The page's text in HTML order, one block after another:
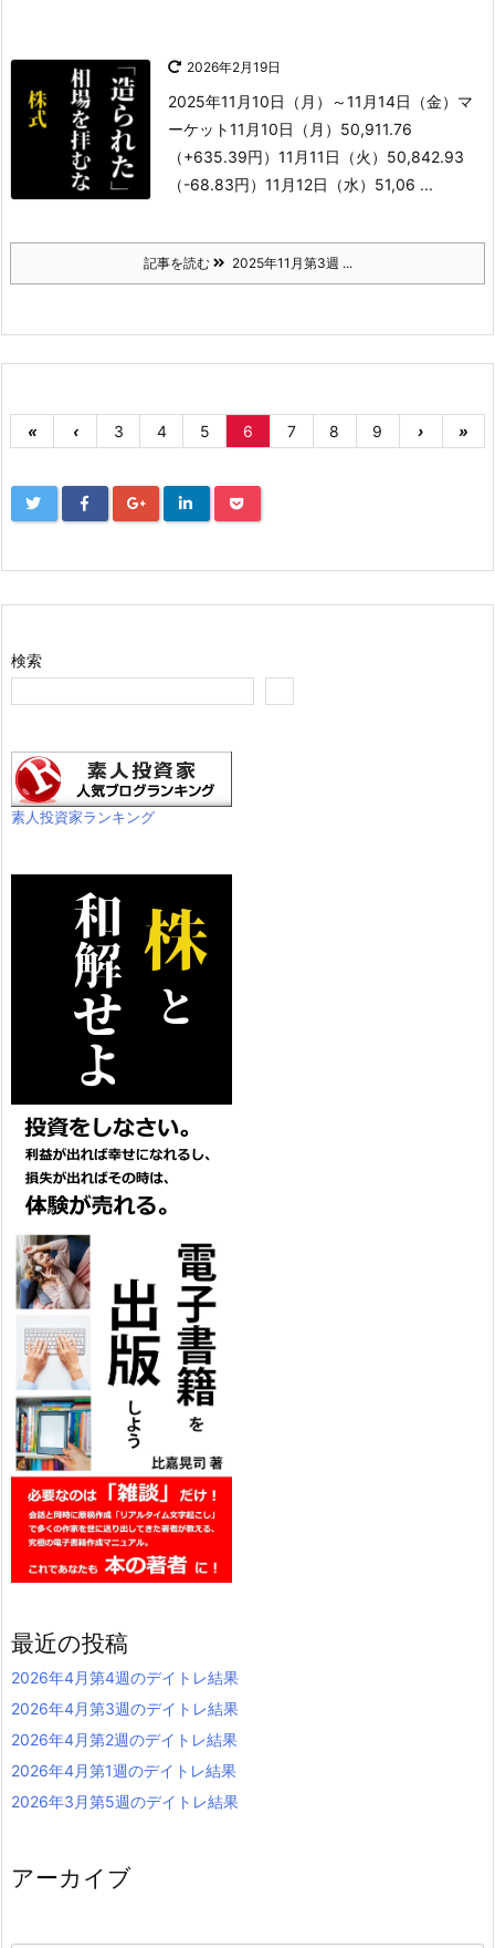
2026年2月19日
2025年11月10日（月）～11月14日（金） マ
ーケット11月10日（月）50,911.76
（+635.39円） 11月11日（火）50,842.93
（-68.83円） 11月12日（水）51,06 ...
記事を読む 2025年11月第3週 ...
« ‹ 3 4 5 6 7 8 9 › »
検索
素人投資家ランキング
最近の投稿
2026年4月第4週のデイトレ結果
2026年4月第3週のデイトレ結果
2026年4月第2週のデイトレ結果
2026年4月第1週のデイトレ結果
2026年3月第5週のデイトレ結果
アーカイブ